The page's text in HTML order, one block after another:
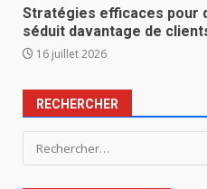
Stratégies efficaces pour
séduit davantage de
16 juillet 2026
RECHERCHER
Rechercher :